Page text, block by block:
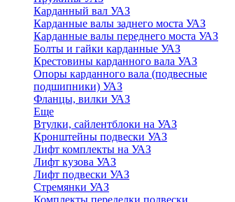
Карданный вал УАЗ
Карданные валы заднего моста УАЗ
Карданные валы переднего моста УАЗ
Болты и гайки карданные УАЗ
Крестовины карданного вала УАЗ
Опоры карданного вала (подвесные
подшипники) УАЗ
Фланцы, вилки УАЗ
Еще
Втулки, сайлентблоки на УАЗ
Кронштейны подвески УАЗ
Лифт комплекты на УАЗ
Лифт кузова УАЗ
Лифт подвески УАЗ
Стремянки УАЗ
Комплекты переделки подвески